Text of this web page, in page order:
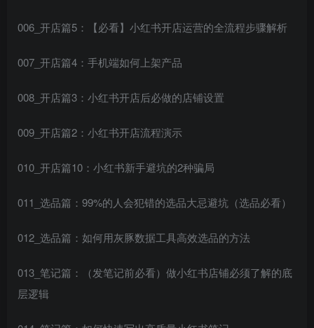
006_开店篇5：【必看】小红书开店运营的全流程步骤解析
007_开店篇4：手机端如何上架产品
008_开店篇3：小红书开店后必做的店铺设置
009_开店篇2：小红书开店流程演示
010_开店篇10：小红书新手避坑的2种骗局
011_选品篇：99%的人会犯错的选品大忌避坑（选品必看）
012_选品篇：如何用灰豚数据工具高效选品的方法
013_笔记篇：（发笔记前必看）做小红书店铺必须了解的底
层逻辑